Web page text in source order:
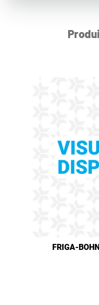
FRIGA-